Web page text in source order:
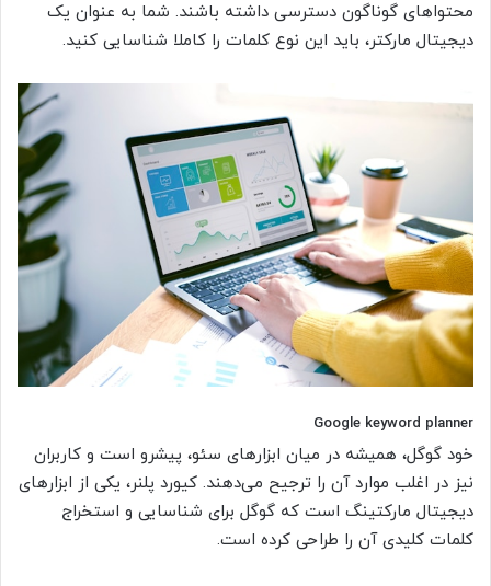
محتواهای گوناگون دسترسی داشته باشند. شما به عنوان یک
دیجیتال مارکتر، باید این نوع کلمات را کاملا شناسایی کنید.
Google keyword planner
خود گوگل، همیشه در میان ابزارهای سئو، پیشرو است و کاربران
نیز در اغلب موارد آن را ترجیح می‌دهند. کیورد پلنر، یکی از ابزارهای
دیجیتال مارکتینگ است که گوگل برای شناسایی و استخراج
کلمات کلیدی آن را طراحی کرده است.